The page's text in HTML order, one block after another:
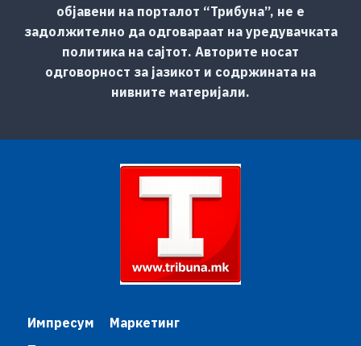
објавени на порталот “Трибуна”, не е
задолжително да одговараат на уредувачката
политика на сајтот. Авторите носат
одговорност за јазикот и содржината на
нивните материјали.
Импресум
Маркетинг